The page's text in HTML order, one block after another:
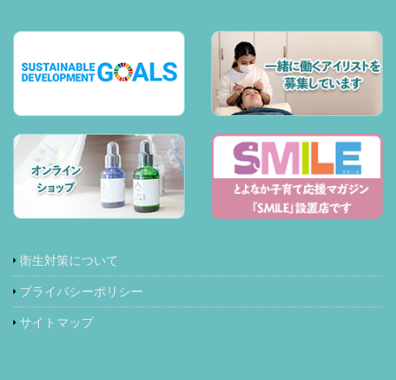
衛生対策について
プライバシーポリシー
サイトマップ